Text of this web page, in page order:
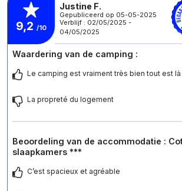
9,2 /10
Justine F.
Gepubliceerd op 05-05-2025
Verblijf : 02/05/2025 -
04/05/2025
Waardering van de camping :
Le camping est vraiment très bien tout est là
La propreté du logement
Beoordeling van de accommodatie :
slaapkamers ***
C’est spacieux et agréable